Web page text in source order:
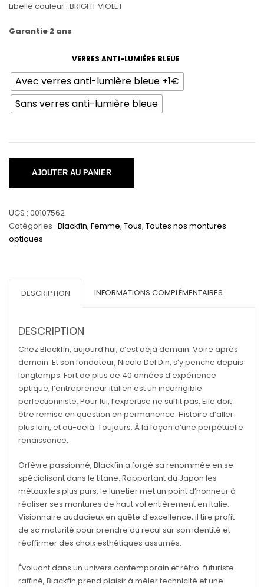
Libellé couleur : BRIGHT VIOLET
Garantie 2 ans
VERRES ANTI-LUMIÈRE BLEUE
Avec verres anti-lumière bleue +1€
Sans verres anti-lumière bleue
Blackfin
ANNIE
AJOUTER AU PANIER
UGS : 00107562
Catégories : Blackfin, Femme, Tous, Toutes nos montures
optiques
DESCRIPTION INFORMATIONS COMPLÉMENTAIRES
DESCRIPTION
Chez Blackfin, aujourd’hui, c’est déjà demain. Voire après
demain. Et son fondateur, Nicola Del Din, s’y penche depuis
longtemps. Fort de plus de 40 années d’expérience
optique, l’entrepreneur italien est un incorrigible
perfectionniste. Pour lui, l’expertise ne suffit pas. Elle doit
être remise en question en permanence. Histoire d’aller
plus loin, et au-delà. Toujours. À la façon d’une perpétuelle
renaissance.
Orfèvre passionné, Blackfin a forgé sa renommée en se
spécialisant dans le titane. Rapportant du Japon les
métaux les plus purs, le lunetier met un point d’honneur à
réaliser ses montures de haut vol entièrement en Italie.
Visionnaire audacieux en quête d’excellence, il tire profit
de sa maturité pour prendre du recul sur son identité et
réaffirmer des choix esthétiques assumés.
Évoluant dans un univers contemporain et rétro-futuriste
raffiné, Blackfin prend plaisir à mêler technicité et une